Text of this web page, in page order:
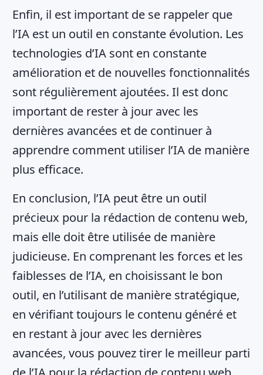
Enfin, il est important de se rappeler que
l’IA est un outil en constante évolution. Les
technologies d’IA sont en constante
amélioration et de nouvelles fonctionnalités
sont régulièrement ajoutées. Il est donc
important de rester à jour avec les
dernières avancées et de continuer à
apprendre comment utiliser l’IA de manière
plus efficace.
En conclusion, l’IA peut être un outil
précieux pour la rédaction de contenu web,
mais elle doit être utilisée de manière
judicieuse. En comprenant les forces et les
faiblesses de l’IA, en choisissant le bon
outil, en l’utilisant de manière stratégique,
en vérifiant toujours le contenu généré et
en restant à jour avec les dernières
avancées, vous pouvez tirer le meilleur parti